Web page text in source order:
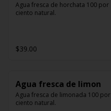
Agua fresca de horchata 100 por
ciento natural.
$39.00
Agua fresca de limon
Agua fresca de limonada 100 por
ciento natural.